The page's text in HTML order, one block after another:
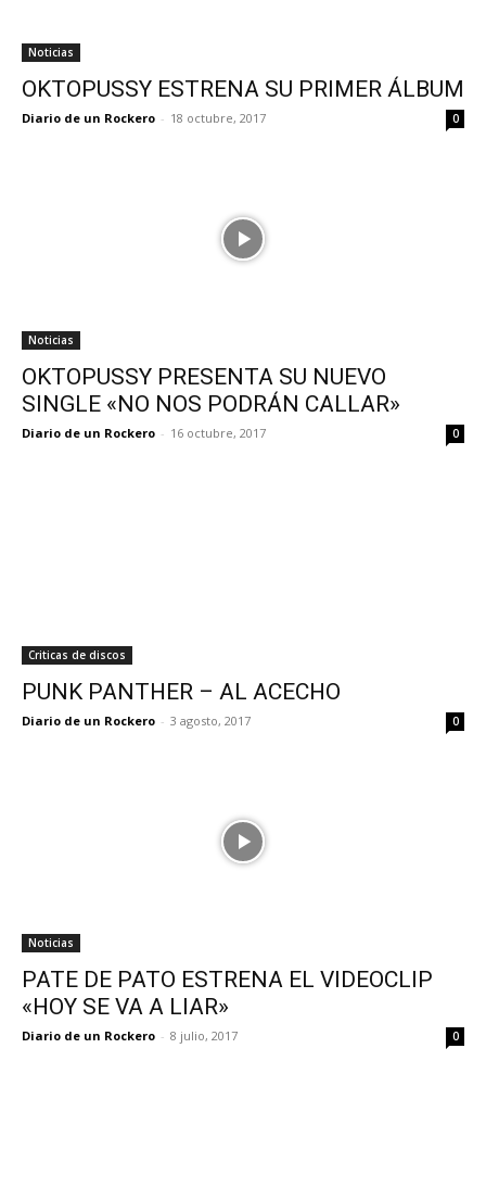
Noticias
OKTOPUSSY ESTRENA SU PRIMER ÁLBUM
Diario de un Rockero - 18 octubre, 2017 0
Noticias
OKTOPUSSY PRESENTA SU NUEVO
SINGLE «NO NOS PODRÁN CALLAR»
Diario de un Rockero - 16 octubre, 2017 0
Criticas de discos
PUNK PANTHER – AL ACECHO
Diario de un Rockero - 3 agosto, 2017 0
Noticias
PATE DE PATO ESTRENA EL VIDEOCLIP
«HOY SE VA A LIAR»
Diario de un Rockero - 8 julio, 2017 0